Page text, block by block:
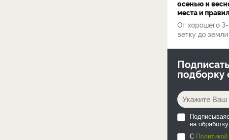
осенью и
места и
От хорошего
ветку до земли
подборку
на
С